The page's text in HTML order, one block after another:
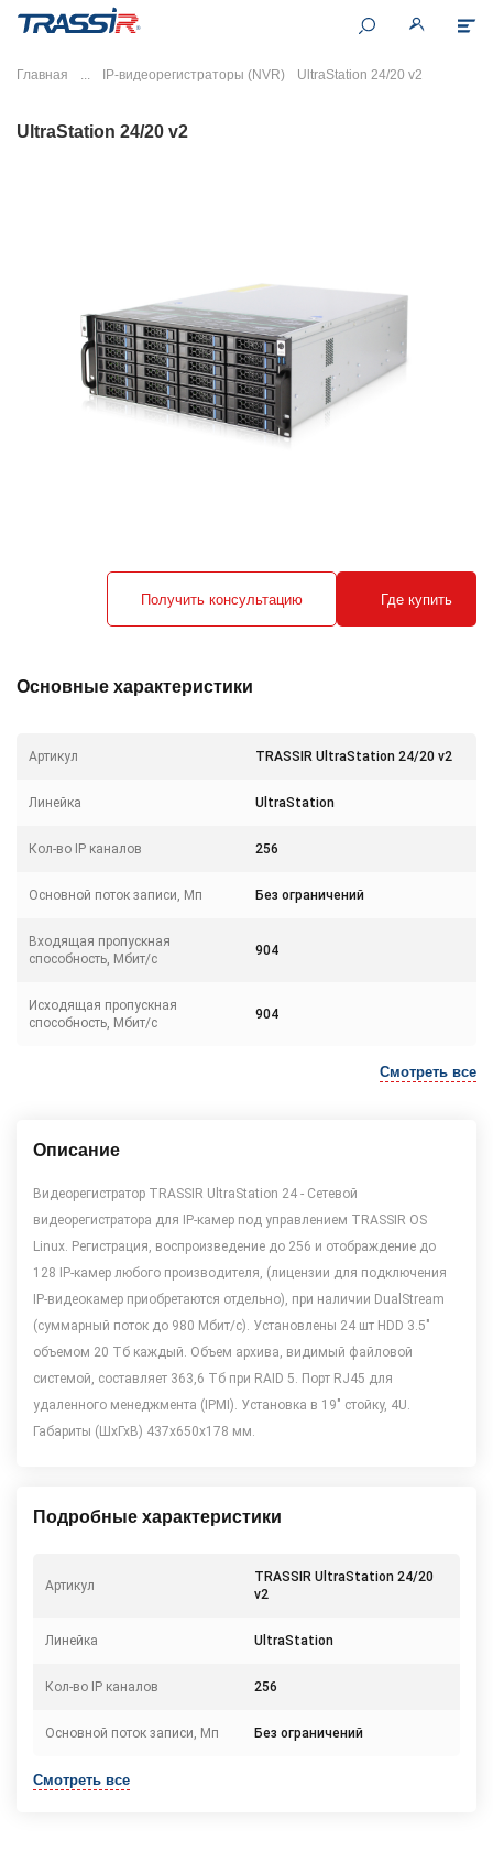
Главная IP-видеорегистраторы (NVR) UltraStation 24/20 v2
UltraStation 24/20 v2
Основные характеристики
Артикул TRASSIR UltraStation 24/20 v2
Линейка UltraStation
Кол-во IP каналов 256
Основной поток записи, Мп Без ограничений
Входящая пропускная
способность, Мбит/с
904
Исходящая пропускная
способность, Мбит/с
904
Смотреть все
Где купить
Получить консультацию
Описание
Видеорегистратор TRASSIR UltraStation 24 - Сетевой
видеорегистратора для IP-камер под управлением TRASSIR OS
Linux. Регистрация, воспроизведение до 256 и отображдение до
128 IP-камер любого производителя, (лицензии для подключения
IP-видеокамер приобретаются отдельно), при наличии DualStream
(суммарный поток до 980 Мбит/с). Установлены 24 шт HDD 3.5"
объемом 20 Тб каждый. Объем архива, видимый файловой
системой, составляет 363,6 Тб при RAID 5. Порт RJ45 для
удаленного менеджмента (IPMI). Установка в 19" стойку, 4U.
Габариты (ШхГхВ) 437х650х178 мм.
Подробные характеристики
Артикул
TRASSIR UltraStation 24/20
v2
Линейка UltraStation
Кол-во IP каналов 256
Основной поток записи, Мп Без ограничений
Смотреть все